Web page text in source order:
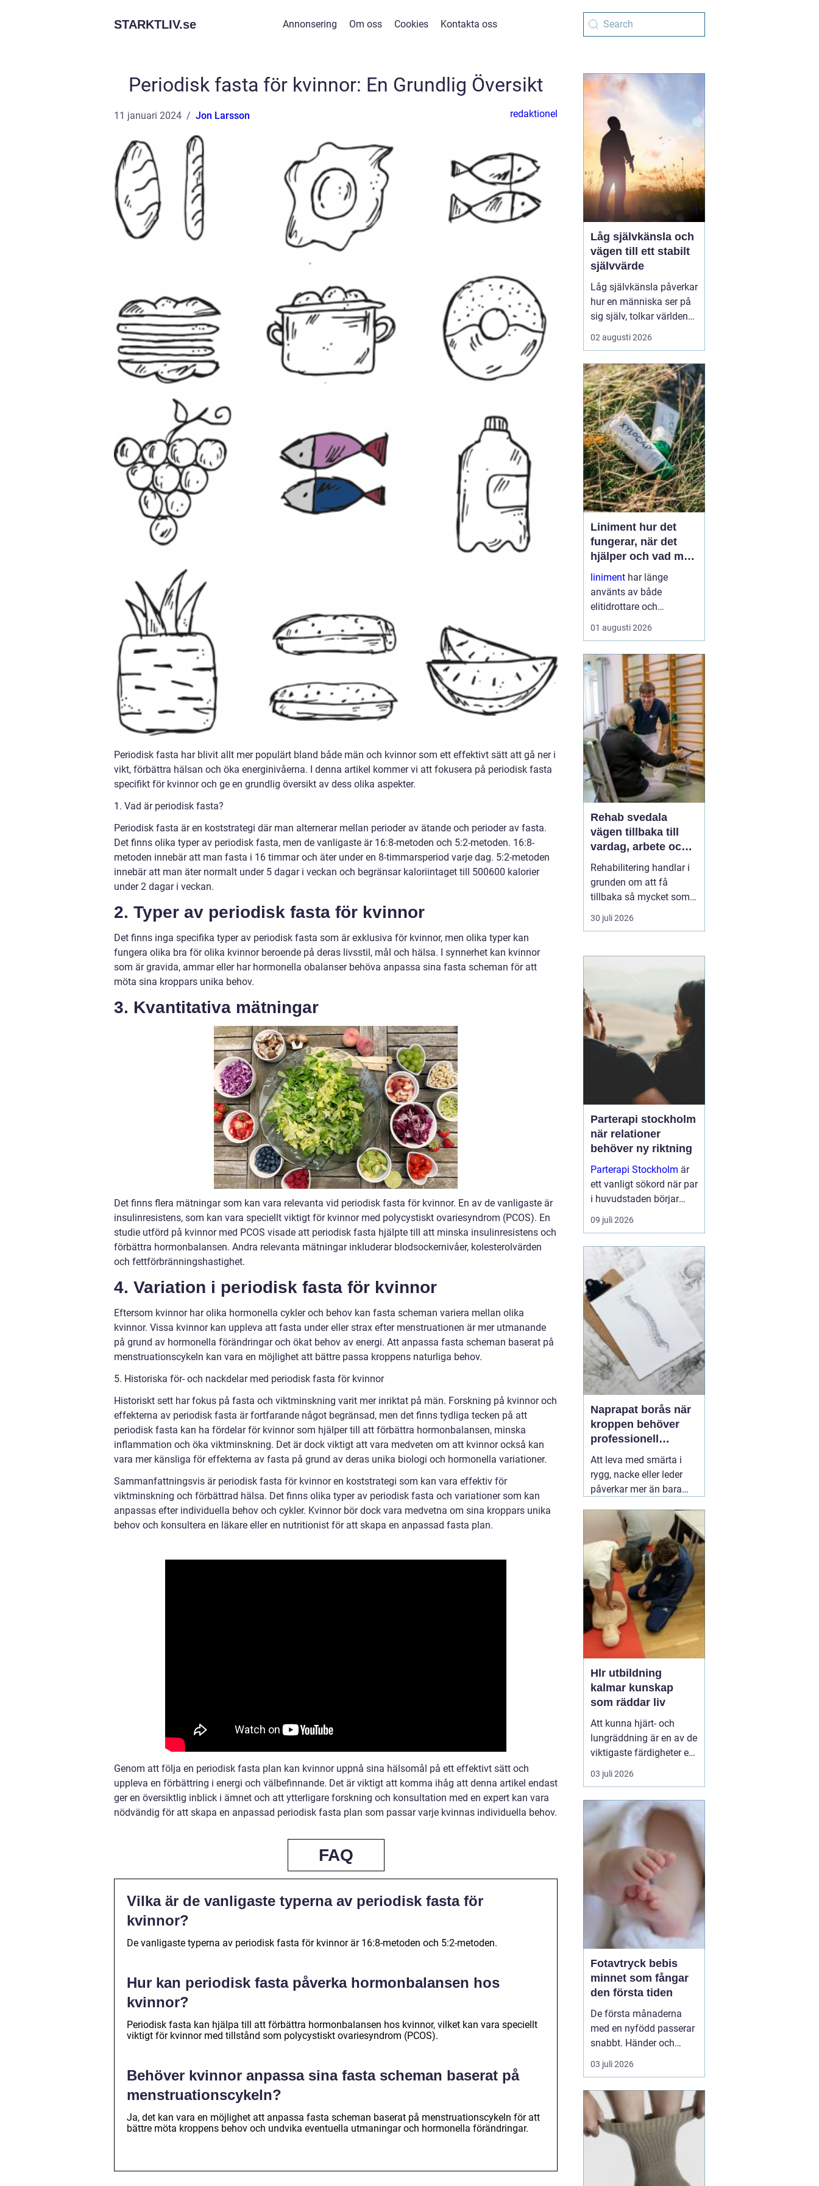
STARKTLIV.se Annonsering Om oss Cookies Kontakta oss
Periodisk fasta för kvinnor: En Grundlig Översikt
11 januari 2024 Jon Larsson redaktionel
Periodisk fasta har blivit allt mer populärt bland både män och kvinnor som ett effektivt sätt att gå ner i
vikt, förbättra hälsan och öka energinivåerna. I denna artikel kommer vi att fokusera på periodisk fasta
specifikt för kvinnor och ge en grundlig översikt av dess olika aspekter.
1. Vad är periodisk fasta?
Periodisk fasta är en koststrategi där man alternerar mellan perioder av ätande och perioder av fasta.
Det finns olika typer av periodisk fasta, men de vanligaste är 16:8-metoden och 5:2-metoden. 16:8-
metoden innebär att man fasta i 16 timmar och äter under en 8-timmarsperiod varje dag. 5:2-metoden
innebär att man äter normalt under 5 dagar i veckan och begränsar kaloriintaget till 500600 kalorier
under 2 dagar i veckan.
2. Typer av periodisk fasta för kvinnor
Det finns inga specifika typer av periodisk fasta som är exklusiva för kvinnor, men olika typer kan
fungera olika bra för olika kvinnor beroende på deras livsstil, mål och hälsa. I synnerhet kan kvinnor
som är gravida, ammar eller har hormonella obalanser behöva anpassa sina fasta scheman för att
möta sina kroppars unika behov.
3. Kvantitativa mätningar
Det finns flera mätningar som kan vara relevanta vid periodisk fasta för kvinnor. En av de vanligaste är
insulinresistens, som kan vara speciellt viktigt för kvinnor med polycystiskt ovariesyndrom (PCOS). En
studie utförd på kvinnor med PCOS visade att periodisk fasta hjälpte till att minska insulinresistens och
förbättra hormonbalansen. Andra relevanta mätningar inkluderar blodsockernivåer, kolesterolvärden
och fettförbränningshastighet.
4. Variation i periodisk fasta för kvinnor
Eftersom kvinnor har olika hormonella cykler och behov kan fasta scheman variera mellan olika
kvinnor. Vissa kvinnor kan uppleva att fasta under eller strax efter menstruationen är mer utmanande
på grund av hormonella förändringar och ökat behov av energi. Att anpassa fasta scheman baserat på
menstruationscykeln kan vara en möjlighet att bättre passa kroppens naturliga behov.
5. Historiska för- och nackdelar med periodisk fasta för kvinnor
Historiskt sett har fokus på fasta och viktminskning varit mer inriktat på män. Forskning på kvinnor och
effekterna av periodisk fasta är fortfarande något begränsad, men det finns tydliga tecken på att
periodisk fasta kan ha fördelar för kvinnor som hjälper till att förbättra hormonbalansen, minska
inflammation och öka viktminskning. Det är dock viktigt att vara medveten om att kvinnor också kan
vara mer känsliga för effekterna av fasta på grund av deras unika biologi och hormonella variationer.
Sammanfattningsvis är periodisk fasta för kvinnor en koststrategi som kan vara effektiv för
viktminskning och förbättrad hälsa. Det finns olika typer av periodisk fasta och variationer som kan
anpassas efter individuella behov och cykler. Kvinnor bör dock vara medvetna om sina kroppars unika
behov och konsultera en läkare eller en nutritionist för att skapa en anpassad fasta plan.
Genom att följa en periodisk fasta plan kan kvinnor uppnå sina hälsomål på ett effektivt sätt och
uppleva en förbättring i energi och välbefinnande. Det är viktigt att komma ihåg att denna artikel endast
ger en översiktlig inblick i ämnet och att ytterligare forskning och konsultation med en expert kan vara
nödvändig för att skapa en anpassad periodisk fasta plan som passar varje kvinnas individuella behov.
FAQ
Vilka är de vanligaste typerna av periodisk fasta för
kvinnor?
De vanligaste typerna av periodisk fasta för kvinnor är 16:8-metoden och 5:2-metoden.
Hur kan periodisk fasta påverka hormonbalansen hos
kvinnor?
Periodisk fasta kan hjälpa till att förbättra hormonbalansen hos kvinnor, vilket kan vara speciellt
viktigt för kvinnor med tillstånd som polycystiskt ovariesyndrom (PCOS).
Behöver kvinnor anpassa sina fasta scheman baserat på
menstruationscykeln?
Ja, det kan vara en möjlighet att anpassa fasta scheman baserat på menstruationscykeln för att
bättre möta kroppens behov och undvika eventuella utmaningar och hormonella förändringar.
Låg självkänsla och
vägen till ett stabilt
självvärde
Låg självkänsla påverkar
hur en människa ser på
sig själv, tolkar världen
och tar beslut i
vardagen. Många lever
att aldrig vara riktigt
tillräckliga, även om allt
...
02 augusti 2026
Liniment hur det
fungerar, när det
hjälper och vad man
ska tänka på
liniment har länge
använts av både
elitidrottare och
vardagsmotionärer för
att lindra stelhet, värk
finns moderna, mer
skonsamma produkter
som kombinerar klassisk
funktion med ny
forskning. ...
01 augusti 2026
Rehab svedala
vägen tillbaka till
vardag, arbete och
ett aktivt liv
Rehabilitering handlar i
grunden om att få
tillbaka så mycket som
möjligt av styrka,
rörlighet och ork efter
långvariga besvär. I
samlad, trygg och
lättillgänglig vård inom
rehab där fysioterap...
30 juli 2026
Parterapi stockholm
när relationer
behöver ny riktning
Parterapi Stockholm är
ett vanligt sökord när par
i huvudstaden börjar
känna att något inte
längre fungerar som
vardag. Många upplever
återkommande bråk,
tystnad eller en känsla
av att...
09 juli 2026
Naprapat borås när
kroppen behöver
professionell
manuell behandling
Att leva med smärta i
rygg, nacke eller leder
påverkar mer än bara
sämre, humöret sjunker
och vardagssaker som
att bära matkassar eller
leka med barnen känns
tunga. Här kan en
03 juli
2026
Hlr utbildning
kalmar kunskap
som räddar liv
Att kunna hjärt- och
lungräddning är en av de
viktigaste färdigheter en
människa kan ha. Varje
år drabbas tusentals
plötsligt hjärtstopp,
luftvägsstopp eller andra
akuta tillstånd. Den som
står bredvid har ofta
bara sekunder på ...
03 juli 2026
Fotavtryck bebis
minnet som fångar
den första tiden
De första månaderna
med en nyfödd passerar
snabbt. Händer och
fötter som är mindre än
någon kunnat föreställa
bara finns just nu och ett
lugn som ofta märks
först i efterhand. Många
föräldrar vill spara något
mer än foton, något...
03 juli 2026